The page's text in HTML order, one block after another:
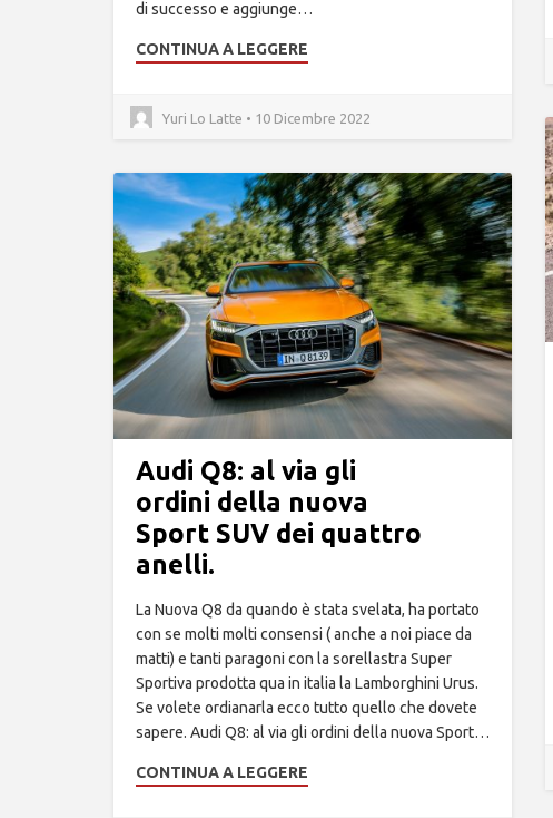
di successo e aggiunge…
CONTINUA A LEGGERE
Yuri Lo Latte • 10 Dicembre 2022
Audi Q8: al via gli
ordini della nuova
Sport SUV dei quattro
anelli.
La Nuova Q8 da quando è stata svelata, ha portato
con se molti molti consensi ( anche a noi piace da
matti) e tanti paragoni con la sorellastra Super
Sportiva prodotta qua in italia la Lamborghini Urus.
Se volete ordianarla ecco tutto quello che dovete
sapere. Audi Q8: al via gli ordini della nuova Sport…
CONTINUA A LEGGERE